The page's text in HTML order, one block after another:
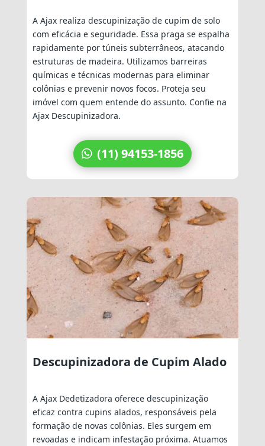
A Ajax realiza descupinização de cupim de solo
com eficácia e seguridade. Essa praga se espalha
rapidamente por túneis subterrâneos, atacando
estruturas de madeira. Utilizamos barreiras
químicas e técnicas modernas para eliminar
colônias e prevenir novos focos. Proteja seu
imóvel com quem entende do assunto. Confie na
Ajax Descupinizadora.
(11) 94153-1856
Descupinizadora de Cupim Alado
A Ajax Dedetizadora oferece descupinização
eficaz contra cupins alados, responsáveis pela
formação de novas colônias. Eles surgem em
revoadas e indicam infestação próxima. Atuamos